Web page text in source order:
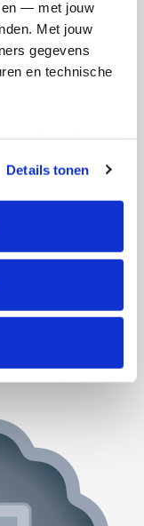
en — met jouw
Met jouw
gegevens
en technische
wijzigen of
de pagina. De
“details”.
Details tonen